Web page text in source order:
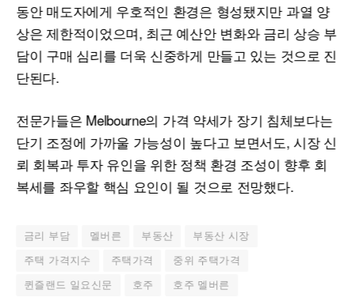
동안 매도자에게 우호적인 환경은 형성됐지만 과열 양
상은 제한적이었으며, 최근 예산안 변화와 금리 상승 부
담이 구매 심리를 더욱 신중하게 만들고 있는 것으로 진
단된다.
전문가들은 Melbourne의 가격 약세가 장기 침체보다는
단기 조정에 가까울 가능성이 높다고 보면서도, 시장 신
뢰 회복과 투자 유인을 위한 정책 환경 조성이 향후 회
복세를 좌우할 핵심 요인이 될 것으로 전망했다.
금리 부담 멜버른 부동산 부동산 시장
주택 가격지수 주택가격 중위 주택가격
퀸즐랜드 일요신문 호주 호주 멜버른